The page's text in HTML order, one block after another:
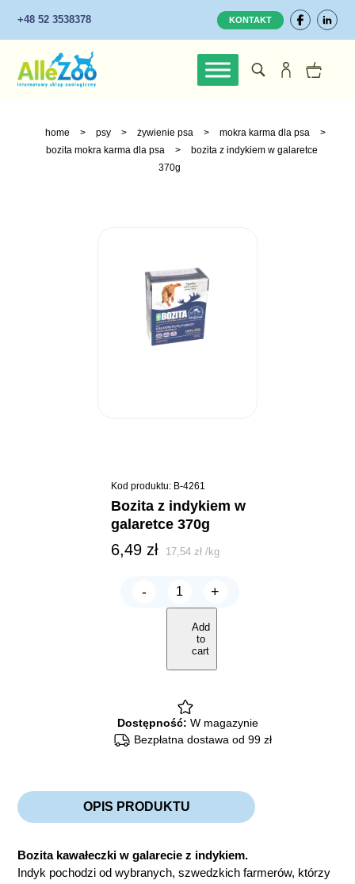
+48 52 3538378 KONTAKT
home > psy > żywienie psa > mokra karma dla psa
>
bozita mokra karma dla psa
>
bozita z indykiem w galaretce
370g
Kod produktu: B-4261
bozita z indykiem w
galaretce 370g
6,49 zł 17,54zł /kg
-
BOZITA
z
Indykiem
galaretce
370g
quantity
+
Add
to
cart
Dostępność: W magazynie
Bezpłatna dostawa od 99 zł
OPIS PRODUKTU
Bozita kawałeczki w galarecie z indykiem.
Indyk pochodzi od wybranych, szwedzkich farmerów, którzy